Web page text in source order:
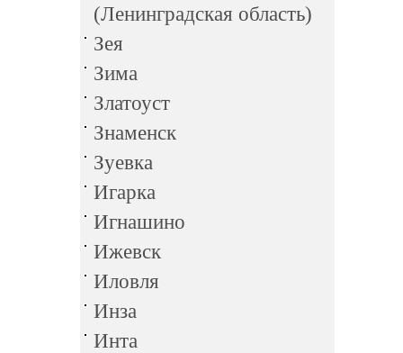
(Ленинградская область)
Зея
Зима
Златоуст
Знаменск
Зуевка
Игарка
Игнашино
Ижевск
Иловля
Инза
Инта